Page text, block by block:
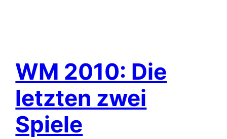
WM 2010: Die
letzten zwei
Spiele